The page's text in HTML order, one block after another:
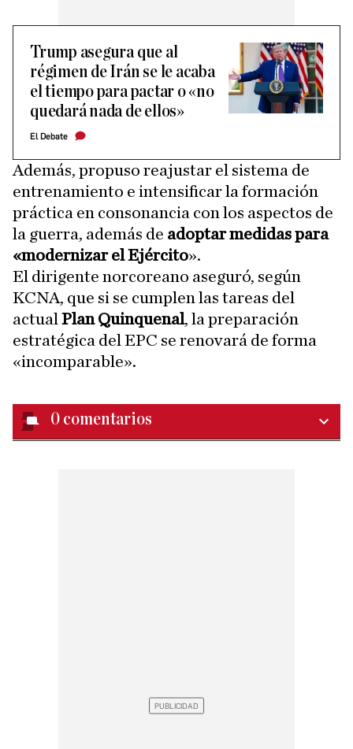
Trump asegura que al
régimen de Irán se le acaba
el tiempo para pactar o «no
quedará nada de ellos»
El Debate
Además, propuso reajustar el sistema de
entrenamiento e intensificar la formación
práctica en consonancia con los aspectos de
la guerra, además de adoptar medidas para
«modernizar el Ejército».
El dirigente norcoreano aseguró, según
KCNA, que si se cumplen las tareas del
actual Plan Quinquenal, la preparación
estratégica del EPC se renovará de forma
«incomparable».
0 comentarios